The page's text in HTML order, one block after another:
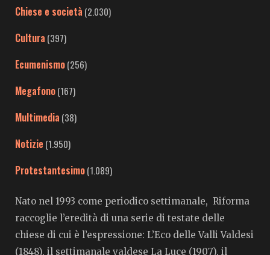
Chiese e società (2.030)
Cultura (397)
Ecumenismo(256)
Megafono(167)
Multimedia (38)
Notizie (1.950)
Protestantesimo(1.089)
Nato nel 1993 come periodico settimanale, Riforma
raccoglie l’eredità di una serie di testate delle
chiese di cui è l’espressione: L’Eco delle Valli Valdesi
(1848), il settimanale valdese La Luce (1907), il